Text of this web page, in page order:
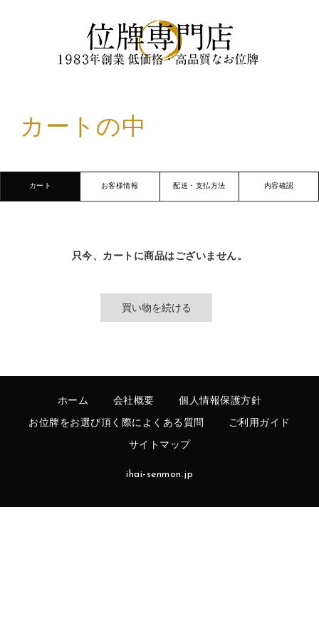
カートの中
カート お客様情報 配送・支払方法 内容確認
只今、カートに商品はございません。
ホーム 会社概要 個人情報保護方針
お位牌をお選び頂く際によくある質問 ご利用ガイド
サイトマップ
ihai-senmon.jp